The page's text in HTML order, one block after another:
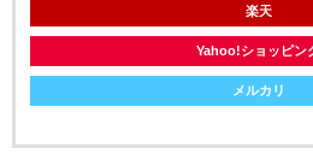
楽天
Yahoo!ショッピン
メルカリ